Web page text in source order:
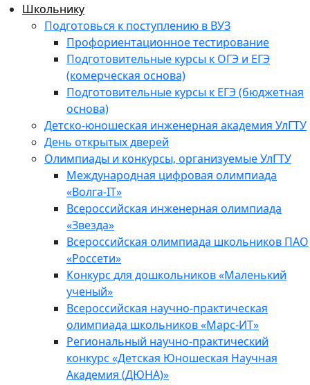
Школьнику
Подготовься к поступлению в ВУЗ
Профориентационное тестирование
Подготовительные курсы к ОГЭ и ЕГЭ
(комерческая основа)
Подготовительные курсы к ЕГЭ (бюджетная
основа)
Детско-юношеская инженерная академия УлГТУ
День открытых дверей
Олимпиады и конкурсы, организуемые УлГТУ
Международная цифровая олимпиада
«Волга-IT»
Всероссийская инженерная олимпиада
«Звезда»
Всероссийская олимпиада школьников ПАО
«Россети»
Конкурс для дошкольников «Маленький
ученый»
Всероссийская научно-практическая
олимпиада школьников «Марс-ИТ»
Региональный научно-практический
конкурс «Детская Юношеская Научная
Академия (ДЮНА)»